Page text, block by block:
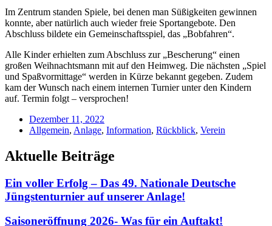
Im Zentrum standen Spiele, bei denen man Süßigkeiten gewinnen
konnte, aber natürlich auch wieder freie Sportangebote. Den
Abschluss bildete ein Gemeinschaftsspiel, das „Bobfahren“.
Alle Kinder erhielten zum Abschluss zur „Bescherung“ einen
großen Weihnachtsmann mit auf den Heimweg. Die nächsten „Spiel
und Spaßvormittage“ werden in Kürze bekannt gegeben. Zudem
kam der Wunsch nach einem internen Turnier unter den Kindern
auf. Termin folgt – versprochen!
Dezember 11, 2022
Allgemein, Anlage, Information, Rückblick, Verein
Aktuelle Beiträge
Ein voller Erfolg – Das 49. Nationale Deutsche
Jüngstenturnier auf unserer Anlage!
Saisoneröffnung 2026- Was für ein Auftakt!